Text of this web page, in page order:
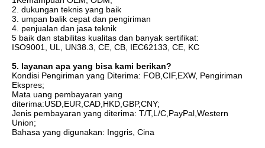
2. dukungan teknis yang baik
3. umpan balik cepat dan pengiriman
4. penjualan dan jasa teknik
5 baik dan stabilitas kualitas dan banyak sertifikat:
ISO9001, UL, UN38.3, CE, CB, IEC62133, CE, KC
5. layanan apa yang bisa kami berikan?
Kondisi Pengiriman yang Diterima: FOB,CIF,EXW, Pengiriman
Ekspres;
Mata uang pembayaran yang
diterima:USD,EUR,CAD,HKD,GBP,CNY;
Jenis pembayaran yang diterima: T/T,L/C,PayPal,Western
Union;
Bahasa yang digunakan: Inggris, Cina